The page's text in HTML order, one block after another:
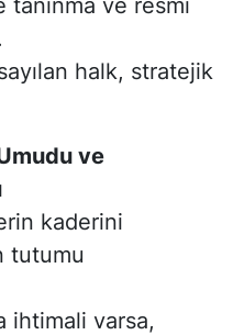
halk, stratejik
ve
kaderini
tutumu
varsa,